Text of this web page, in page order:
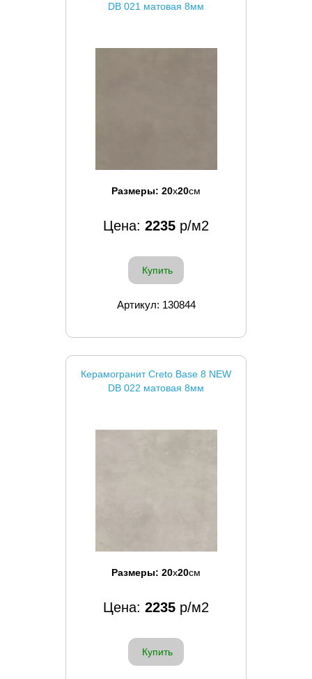
DB 021 матовая 8мм
Размеры: 20x20см
Цена: 2235 р/м2
Купить
Артикул: 130844
Керамогранит Creto Base 8 NEW
DB 022 матовая 8мм
Размеры: 20x20см
Цена: 2235 р/м2
Купить